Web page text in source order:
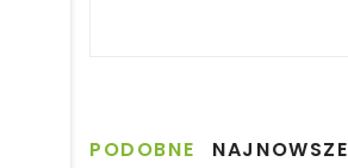
PODOBNE NAJNOWSZE